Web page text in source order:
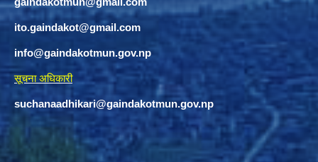
ito.gaindakot@gmail.com
info@gaindakotmun.gov.np
सूचना अधिकारी
suchanaadhikari@gaindakotmun.gov.np